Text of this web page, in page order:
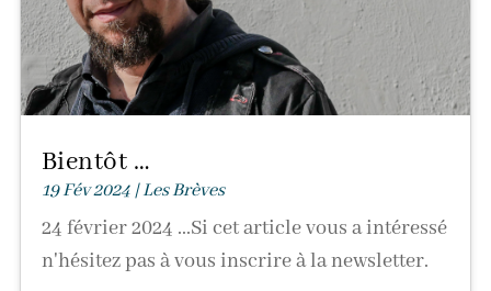
Bientôt …
19 Fév 2024|Les Brèves
24 février 2024 ...Si cet article vous a intéressé
n'hésitez pas à vous inscrire à la newsletter.